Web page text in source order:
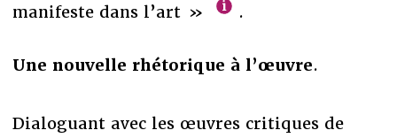
manifeste dans l’art »
.
Une nouvelle rhétorique à l’œuvre.
Dialoguant avec les œuvres critiques de